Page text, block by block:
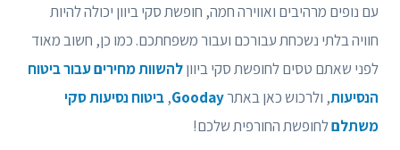
עם נופים מרהיבים ואווירה חמה, חופשת סקי ביוון יכולה להיות
חוויה בלתי נשכחת עבורכם ועבור משפחתכם. כמו כן, חשוב מאוד
לפני שאתם טסים לחופשת סקי ביווןלהשוות מחירים עבור ביטוח
הנסיעות, ולרכוש כאן באתרGooday
, ביטוח נסיעות סקי
משתלםלחופשת החורפית שלכם!